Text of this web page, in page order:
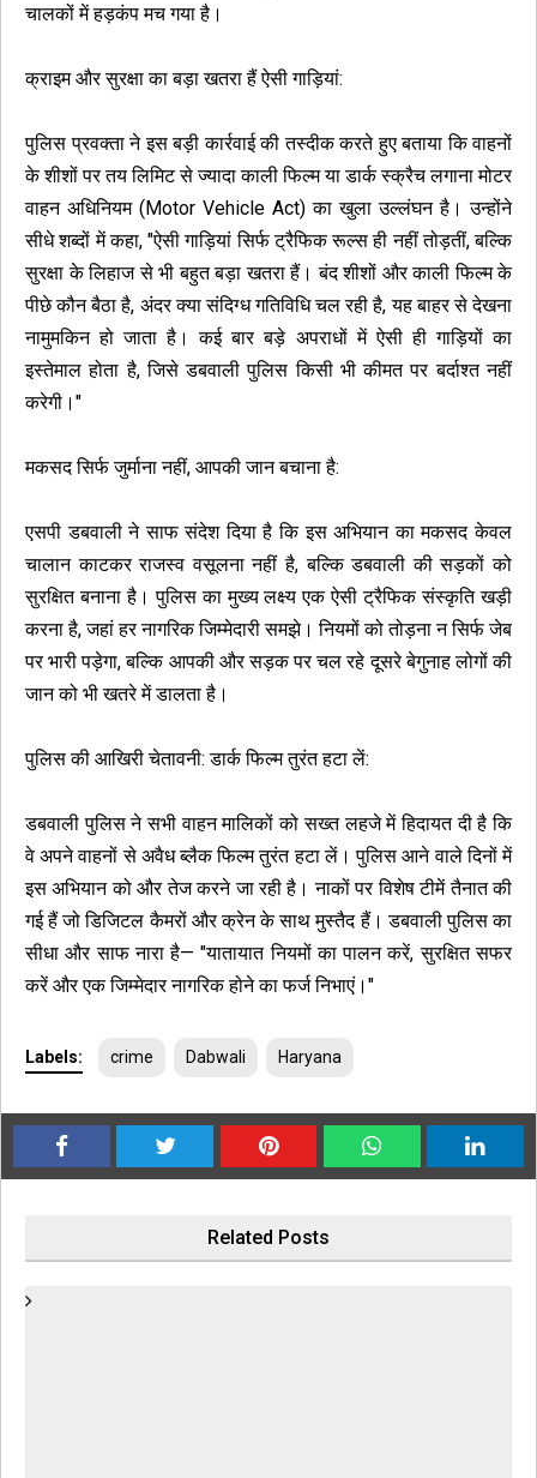
चालकों में हड़कंप मच गया है।
क्राइम और सुरक्षा का बड़ा खतरा हैं ऐसी गाड़ियां:
पुलिस प्रवक्ता ने इस बड़ी कार्रवाई की तस्दीक करते हुए बताया कि वाहनों
के शीशों पर तय लिमिट से ज्यादा काली फिल्म या डार्क स्क्रैच लगाना मोटर
वाहन अधिनियम (Motor Vehicle Act) का खुला उल्लंघन है। उन्होंने
सीधे शब्दों में कहा, "ऐसी गाड़ियां सिर्फ ट्रैफिक रूल्स ही नहीं तोड़तीं, बल्कि
सुरक्षा के लिहाज से भी बहुत बड़ा खतरा हैं। बंद शीशों और काली फिल्म के
पीछे कौन बैठा है, अंदर क्या संदिग्ध गतिविधि चल रही है, यह बाहर से देखना
नामुमकिन हो जाता है। कई बार बड़े अपराधों में ऐसी ही गाड़ियों का
इस्तेमाल होता है, जिसे डबवाली पुलिस किसी भी कीमत पर बर्दाश्त नहीं
करेगी।"
मकसद सिर्फ जुर्माना नहीं, आपकी जान बचाना है:
एसपी डबवाली ने साफ संदेश दिया है कि इस अभियान का मकसद केवल
चालान काटकर राजस्व वसूलना नहीं है, बल्कि डबवाली की सड़कों को
सुरक्षित बनाना है। पुलिस का मुख्य लक्ष्य एक ऐसी ट्रैफिक संस्कृति खड़ी
करना है, जहां हर नागरिक जिम्मेदारी समझे। नियमों को तोड़ना न सिर्फ जेब
पर भारी पड़ेगा, बल्कि आपकी और सड़क पर चल रहे दूसरे बेगुनाह लोगों की
जान को भी खतरे में डालता है।
पुलिस की आखिरी चेतावनी: डार्क फिल्म तुरंत हटा लें:
डबवाली पुलिस ने सभी वाहन मालिकों को सख्त लहजे में हिदायत दी है कि
वे अपने वाहनों से अवैध ब्लैक फिल्म तुरंत हटा लें। पुलिस आने वाले दिनों में
इस अभियान को और तेज करने जा रही है। नाकों पर विशेष टीमें तैनात की
गई हैं जो डिजिटल कैमरों और क्रेन के साथ मुस्तैद हैं। डबवाली पुलिस का
सीधा और साफ नारा है— "यातायात नियमों का पालन करें, सुरक्षित सफर
करें और एक जिम्मेदार नागरिक होने का फर्ज निभाएं।"
Labels: crime Dabwali Haryana
Related Posts